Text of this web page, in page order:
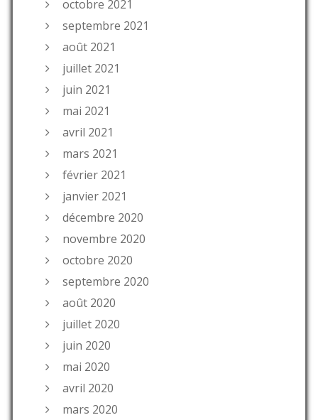
octobre 2021
septembre 2021
août 2021
juillet 2021
juin 2021
mai 2021
avril 2021
mars 2021
février 2021
janvier 2021
décembre 2020
novembre 2020
octobre 2020
septembre 2020
août 2020
juillet 2020
juin 2020
mai 2020
avril 2020
mars 2020